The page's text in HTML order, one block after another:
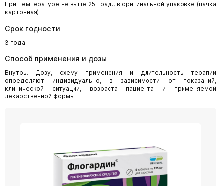
При температуре не выше 25 град., в оригинальной упаковке (пачка
картонная)
Срок годности
3 года
Способ применения и дозы
Внутрь. Дозу, схему применения и длительность терапии
определяют индивидуально, в зависимости от показаний,
клинической ситуации, возраста пациента и применяемой
лекарственной формы.